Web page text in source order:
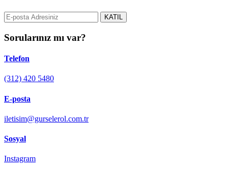
KATIL
Sorularınız mı var?
Telefon
(312) 420 5480
E-posta
iletisim@gurselerol.com.tr
Sosyal
Instagram